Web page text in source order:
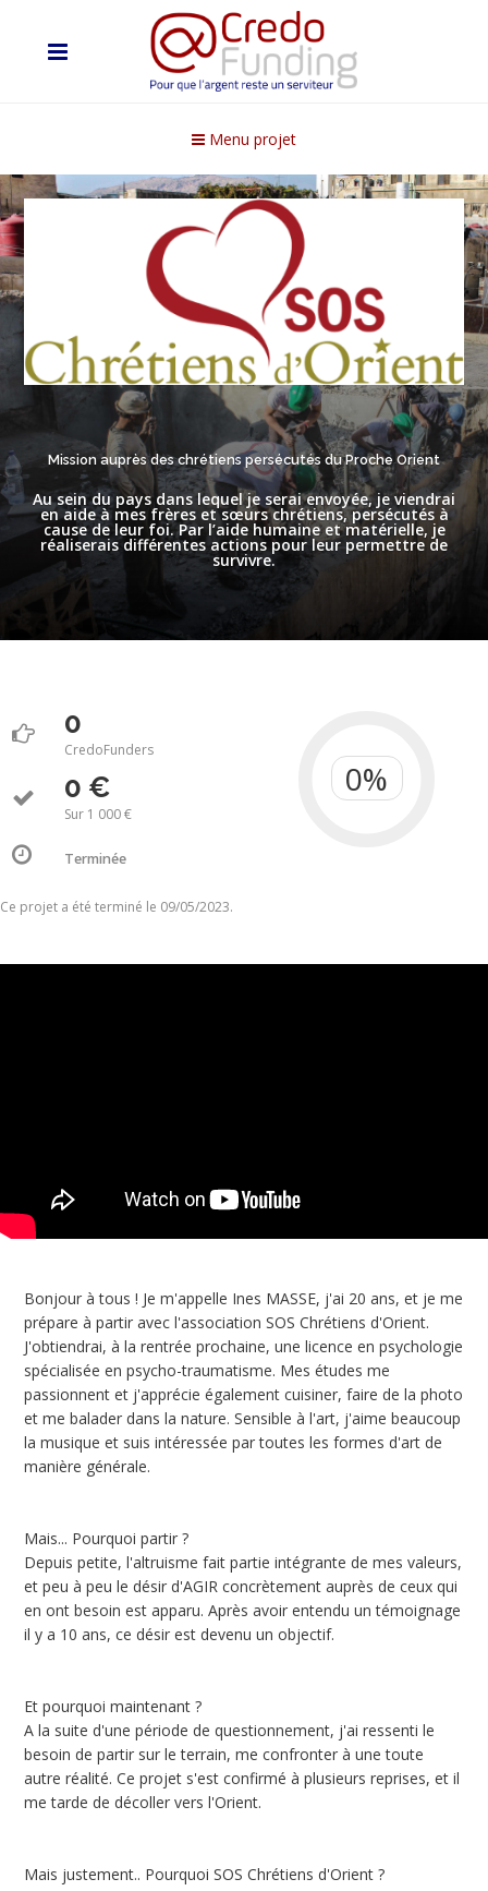
Menu projet
Mission auprès des chrétiens persécutés du Proche Orient
Au sein du pays dans lequel je serai envoyée, je viendrai
en aide à mes frères et sœurs chrétiens, persécutés à
cause de leur foi. Par l’aide humaine et matérielle, je
réaliserais différentes actions pour leur permettre de
survivre.
0
CredoFunders
0 €
Sur 1 000 €
Terminée
Ce projet a été terminé le 09/05/2023.
Bonjour à tous ! Je m'appelle Ines MASSE, j'ai 20 ans, et je me
prépare à partir avec l'association SOS Chrétiens d'Orient.
J'obtiendrai, à la rentrée prochaine, une licence en psychologie
spécialisée en psycho-traumatisme. Mes études me
passionnent et j'apprécie également cuisiner, faire de la photo
et me balader dans la nature. Sensible à l'art, j'aime beaucoup
la musique et suis intéressée par toutes les formes d'art de
manière générale.
Mais... Pourquoi partir ?
Depuis petite, l'altruisme fait partie intégrante de mes valeurs,
et peu à peu le désir d'AGIR concrètement auprès de ceux qui
en ont besoin est apparu. Après avoir entendu un témoignage
il y a 10 ans, ce désir est devenu un objectif.
Et pourquoi maintenant ?
A la suite d'une période de questionnement, j'ai ressenti le
besoin de partir sur le terrain, me confronter à une toute
autre réalité. Ce projet s'est confirmé à plusieurs reprises, et il
me tarde de décoller vers l'Orient.
Mais justement.. Pourquoi SOS Chrétiens d'Orient ?